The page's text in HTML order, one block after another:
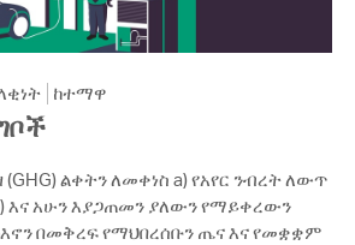
ከተማዋ
ልቀትን ለመቀነስ a) የአየር ንብረት ለውጥ
እና አሁን እያጋጠመን ያለውን የማይቀረውን
በመቅረፍ የማህበረሰቡን ጤና እና የመቋቋም